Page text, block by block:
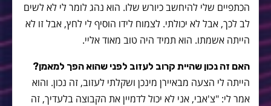
הכתפיים שלי להיחשב כיורש שלו. הוא נהג לומר לי לא לשים
לב לכך, אבל לא יכולתי. לצמוח לידו הוסיף לי לחץ, אבל זו לא
הייתה אשמתו. הוא תמיד היה טוב מאוד אליי.
האם זה נכון שהיית קרוב לעזוב לפני שהוא הפך למאמן?
הייתה לי הצעה מבאיירן מינכן ושקלתי לעזוב, זה נכון. והוא
אמר לי: "צ'אבי, אני לא יכול לדמיין את הקבוצה בלעדיך, זה